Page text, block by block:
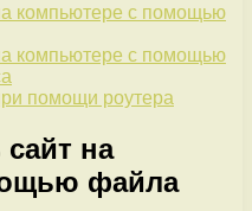
компьютере с помощью
компьютере с помощью
помощи роутера
сайт на
файла